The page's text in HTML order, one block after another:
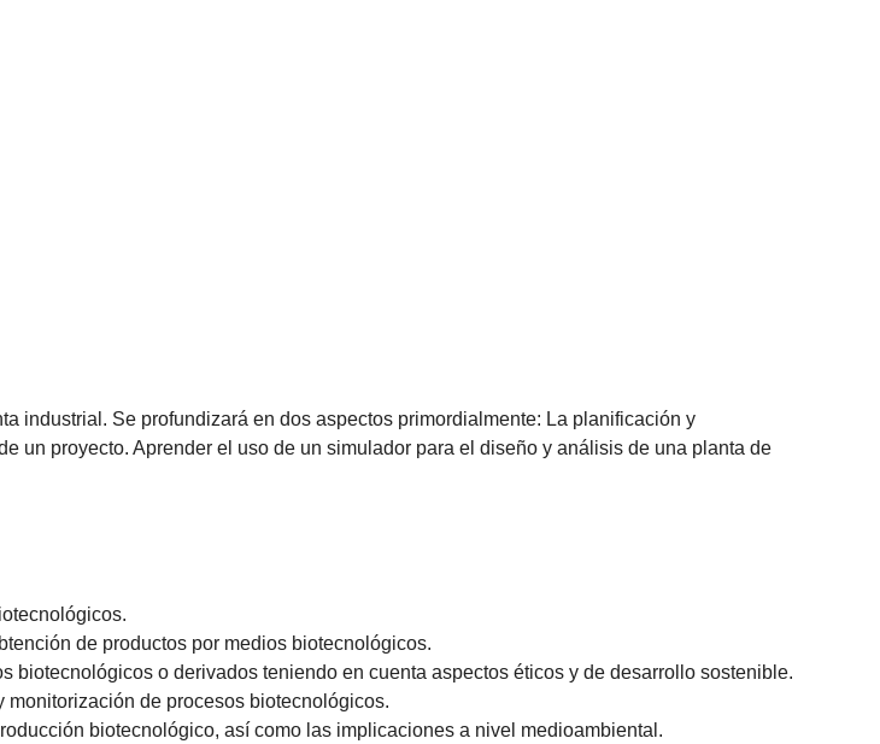
industrial. Se profundizará en dos aspectos primordialmente: La planificación y
un proyecto. Aprender el uso de un simulador para el diseño y análisis de una planta de
de productos por medios biotecnológicos.
biotecnológicos o derivados teniendo en cuenta aspectos éticos y de desarrollo sostenible.
de procesos biotecnológicos.
biotecnológico, así como las implicaciones a nivel medioambiental.